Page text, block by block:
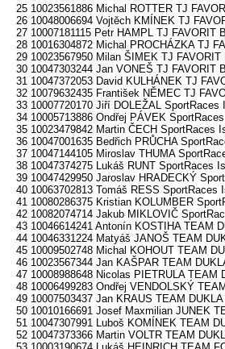
25 10023561886 Michal ROTTER TJ
26 10048006694 Vojtěch KMÍNEK TJ
27 10007181115 Petr HAMPL TJ FAVORIT
28 10016304872 Michal PROCHÁZKA TJ
29 10023567950 Milan ŠIMEK TJ FAVORIT
30 10047303244 Jan VONEŠ TJ FAVORIT
31 10047372053 David KULHÁNEK TJ
32 10079632435 František NĚMEC TJ
33 10007720170 Jiří DOLEŽAL SportRaces
34 10005713886 Ondřej PÁVEK
35 10023479842 Martin ČECH SportRaces
36 10047001635 Bedřich PRŮCHA
37 10047144105 Miroslav THUMA
38 10047374275 Lukáš RUNT SportRaces
39 10047429950 Jaroslav HRADECKÝ
40 10063702813 Tomáš RESS SportRaces
41 10080286375 Kristian KOLUMBER
42 10082074714 Jakub MIKLOVIČ
43 10046614241 Antonín KOSTIHA TEAM
44 10046331224 Matyáš JANOŠ TEAM
45 10009502748 Michal KOHOUT TEAM
46 10023567344 Jan KAŠPAR TEAM
47 10008988648 Nicolas PIETRULA TEAM
48 10006499283 Ondřej VENDOLSKÝ
49 10007503437 Jan KRAUS TEAM
50 10010166691 Josef Maxmilian JUNEK
51 10047307991 Luboš KOMÍNEK TEAM
52 10047373366 Martin VOLTR TEAM